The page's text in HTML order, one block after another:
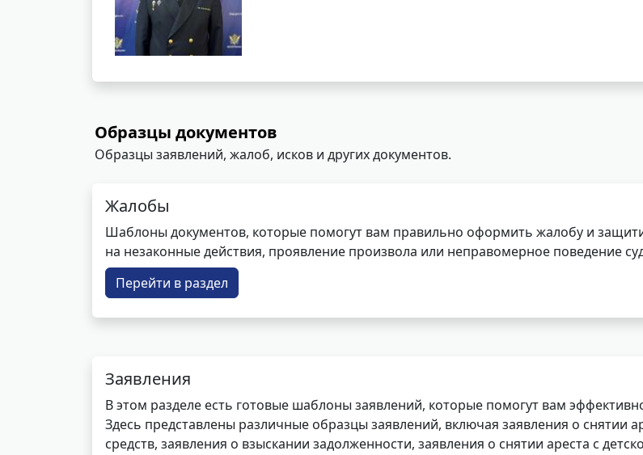
Образцы документов
Образцы заявлений, жалоб, исков и других документов.
Жалобы
Шаблоны документов, которые помогут вам правильно оформить жалобу и
на незаконные действия, проявление произвола или неправомерное поведение
Перейти в раздел
Заявления
В этом разделе есть готовые шаблоны заявлений, которые помогут вам
Здесь представлены различные образцы заявлений, включая заявления о снятии
средств, заявления о взыскании задолженности, заявления о снятии ареста с